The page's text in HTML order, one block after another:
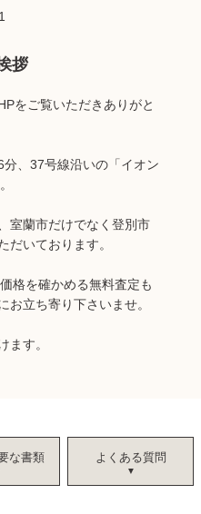
拶
をご覧いただきありがと
、37号線沿いの「イオン
室蘭市だけでなく登別市
だいております。
格を確かめる無料査定も
お立ち寄り下さいませ。
ます。
な書類 よくある質問